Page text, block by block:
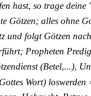
hast, so trage
Götzen; alles ohne
und folgt Götzen
Propheten
(Betel,...),
Wort)